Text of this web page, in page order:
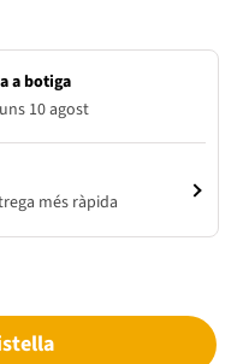
a botiga
10 agost
més ràpida